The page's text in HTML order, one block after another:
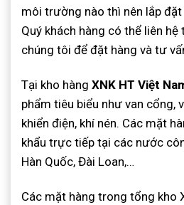
môi trường nào thì nên lắp
Quý khách hàng có thể liên
chúng tôi để đặt hàng và tư
Tại kho hàng XNK HT Việt
phẩm tiêu biểu như van cổng,
khiển điện, khí nén. Các mặt
khẩu trực tiếp tại các nước
Hàn Quốc, Đài Loan,…
Các mặt hàng trong tổng kho